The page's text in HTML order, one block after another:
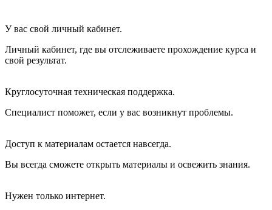
У вас свой личный кабинет.
Личный кабинет, где вы отслеживаете прохождение курса и
свой результат.
Круглосуточная техническая поддержка.
Специалист поможет, если у вас возникнут проблемы.
Доступ к материалам остается навсегда.
Вы всегда сможете открыть материалы и освежить знания.
Нужен только интернет.